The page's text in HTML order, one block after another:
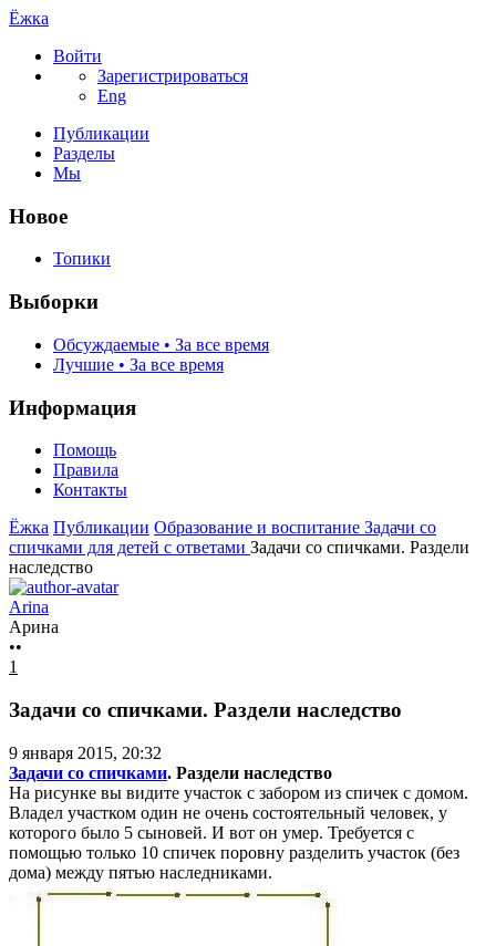
Ёжка
Войти
Зарегистрироваться
Eng
Публикации
Разделы
Мы
Новое
Топики
Выборки
Обсуждаемые • За все время
Лучшие • За все время
Информация
Помощь
Правила
Контакты
Ёжка Публикации Образование и воспитание Задачи со
спичками для детей с ответами Задачи со спичками. Раздели
наследство
Arina
Арина
••
1
Задачи со спичками. Раздели наследство
9 января 2015, 20:32
Задачи со спичками. Раздели наследство
На рисунке вы видите участок с забором из спичек с домом.
Владел участком один не очень состоятельный человек, у
которого было 5 сыновей. И вот он умер. Требуется с
помощью только 10 спичек поровну разделить участок (без
дома) между пятью наследниками.